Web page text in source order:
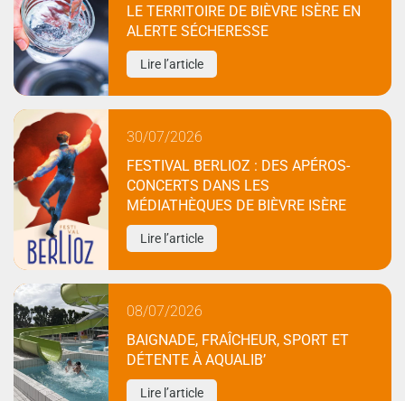
LE TERRITOIRE DE BIÈVRE ISÈRE EN
ALERTE SÉCHERESSE
Lire l’article
30/07/2026
FESTIVAL BERLIOZ : DES APÉROS-
CONCERTS DANS LES
MÉDIATHÈQUES DE BIÈVRE ISÈRE
Lire l’article
08/07/2026
BAIGNADE, FRAÎCHEUR, SPORT ET
DÉTENTE À AQUALIB’
Lire l’article